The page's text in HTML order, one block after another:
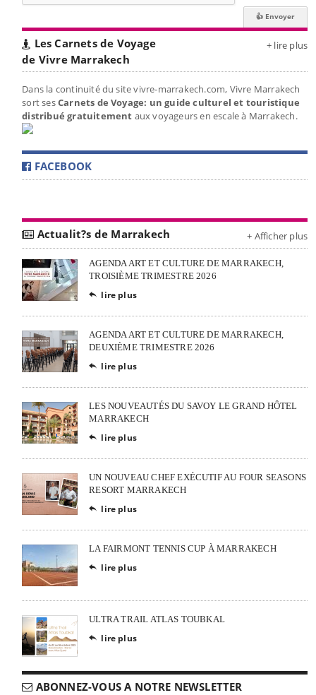
Les Carnets de Voyage
de Vivre Marrakech
+ lire plus
Dans la continuité du site vivre-marrakech.com, Vivre Marrakech
sort sesCarnets de Voyage: un guide culturel et touristique
distribué gratuitement aux voyageurs en escale à Marrakech.
FACEBOOK
Actualit?s de Marrakech + Afficher plus
AGENDA ART ET CULTURE DE MARRAKECH,
TROISIÈME TRIMESTRE 2026
 lire plus
AGENDA ART ET CULTURE DE MARRAKECH,
DEUXIÈME TRIMESTRE 2026
 lire plus
LES NOUVEAUTÉS DU SAVOY LE GRAND HÔTEL
MARRAKECH
 lire plus
UN NOUVEAU CHEF EXÉCUTIF AU FOUR SEASONS
RESORT MARRAKECH
 lire plus
LA FAIRMONT TENNIS CUP À MARRAKECH
 lire plus
ULTRA TRAIL ATLAS TOUBKAL
 lire plus
ABONNEZ-VOUS A NOTRE NEWSLETTER